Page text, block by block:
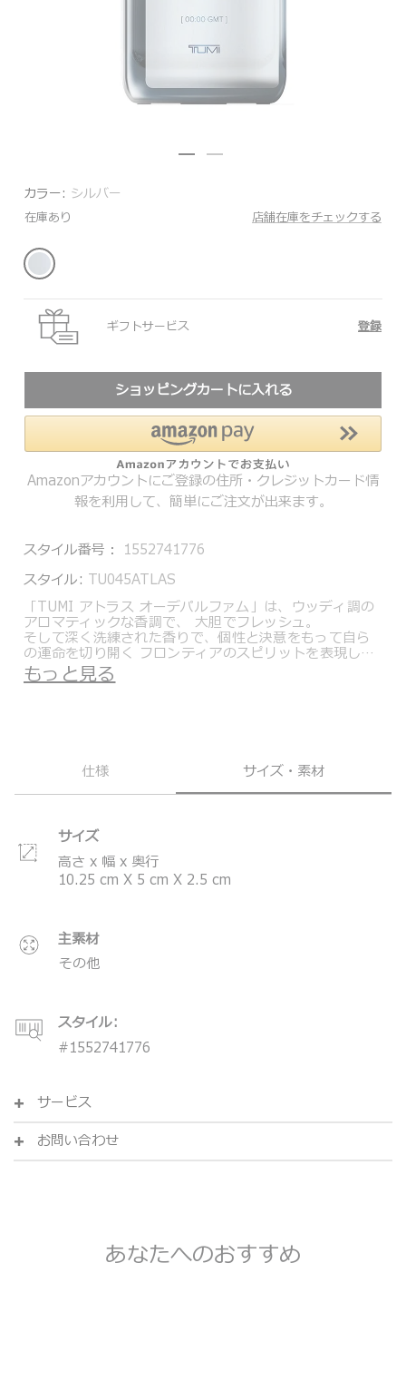
カラー: シルバー
在庫あり 店舗在庫をチェックする
ギフトサービス 登録
ショッピングカートに入れる
Amazonアカウントにご登録の住所・クレジットカード情
報を利用して、簡単にご注文が出来ます。
スタイル番号： 1552741776
スタイル: TU045ATLAS
「TUMI アトラス オーデパルファム」は、ウッディ調の
アロマティックな香調で、 大胆でフレッシュ。
そして深く洗練された香りで、個性と決意をもって自ら
の運命を切り開く フロンティアのスピリットを表現した
フレグランスです。
手のひらにぴったりと収まるエレガントでタイムレスな
＊製品の仕様は予告なく変更する場合があります。
もっと見る
仕様 サイズ・素材
サイズ
高さ x 幅 x 奥行
10.25 cm X 5 cm X 2.5 cm
主素材
その他
スタイル:
#1552741776
サービス
お問い合わせ
あなたへのおすすめ